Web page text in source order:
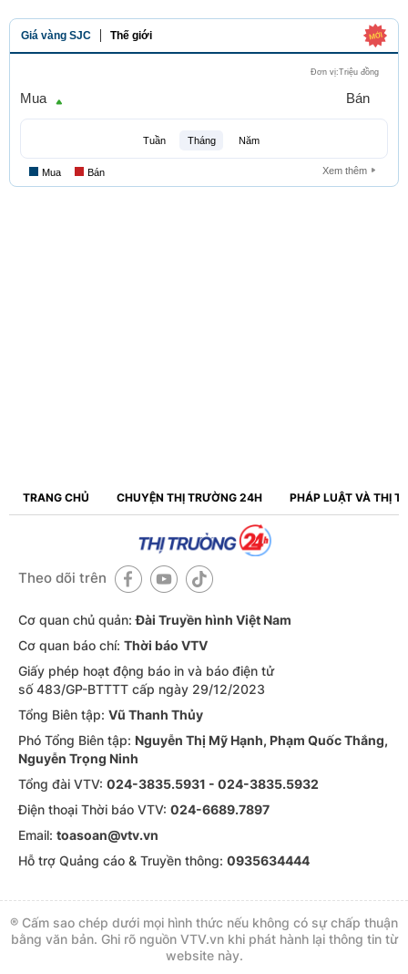
TRANG CHỦ CHUYỆN THỊ TRƯỜNG 24H PHÁP LUẬT VÀ THỊ
Theo dõi trên
Cơ quan chủ quản:Đài Truyền hình Việt Nam
Cơ quan báo chí: Thời báo VTV
Giấy phép hoạt động báo in và báo điện tử
số 483/GP-BTTTT cấp ngày 29/12/2023
Tổng Biên tập: Vũ Thanh Thủy
Phó Tổng Biên tập: Nguyễn Thị Mỹ Hạnh, Phạm Quốc Thắng,
Nguyễn Trọng Ninh
Tổng đài VTV: 024-3835.5931 - 024-3835.5932
Ðiện thoại Thời báo VTV: 024-6689.7897
Email: toasoan@vtv.vn
Hỗ trợ Quảng cáo & Truyền thông: 0935634444
® Cấm sao chép dưới mọi hình thức nếu không có sự chấp thuận
bằng văn bản. Ghi rõ nguồn VTV.vn khi phát hành lại thông tin từ
website này.